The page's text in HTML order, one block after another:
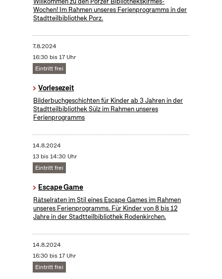
Wochen! Im Rahmen unseres Ferienprogramms in der
Stadtteilbibliothek Porz.
7.8.2024
16:30 bis 17 Uhr
Eintritt frei
Vorlesezeit
Bilderbuchgeschichten für Kinder ab 3 Jahren in der
Stadtteilbibliothek Sülz im Rahmen unseres
Ferienprogramms
14.8.2024
13 bis 14:30 Uhr
Eintritt frei
Escape Game
Rätselraten im Stil eines Escape Games im Rahmen
unseres Ferienprogramms. Für Kinder von 8 bis 12
Jahre in der Stadtteilbibliothek Rodenkirchen.
14.8.2024
16:30 bis 17 Uhr
Eintritt frei